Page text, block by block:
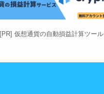
[PR] 仮想通貨の自動損益計算ツール